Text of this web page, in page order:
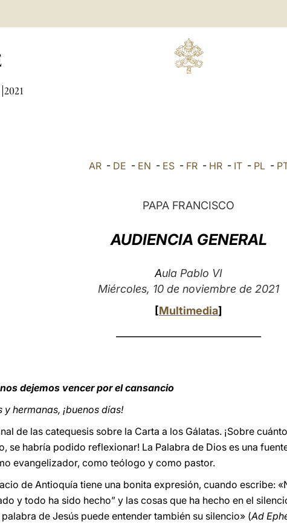
2021
AR- DE - EN - ES- FR- HR- IT- PL-
PAPA FRANCISCO
AUDIENCIA GENERAL
Aula Pablo VI
Miércoles, 10 de noviembre de 2021
[Multimedia]
dejemos vencer por el cansancio
y hermanas, ¡buenos días!
de las catequesis sobre la Carta a los Gálatas. ¡Sobre
se habría podido reflexionar! La Palabra de Dios es una
evangelizador, como teólogo y como pastor.
de Antioquía tiene una bonita expresión, cuando escribe:
y todo ha sido hecho” y las cosas que ha hecho en el
de Jesús puede entender también su silencio» (Ad